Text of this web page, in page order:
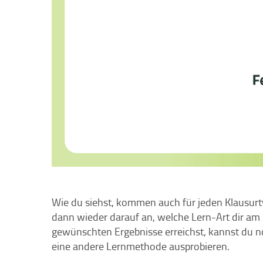
Wie du siehst, kommen auch für jeden
dann wieder darauf an, welche Lern-Art dir
gewünschten Ergebnisse erreichst, kannst du
eine andere Lernmethode ausprobieren.